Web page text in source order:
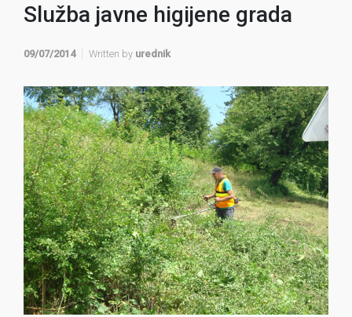
Služba javne higijene grada
09/07/2014 Written by urednik